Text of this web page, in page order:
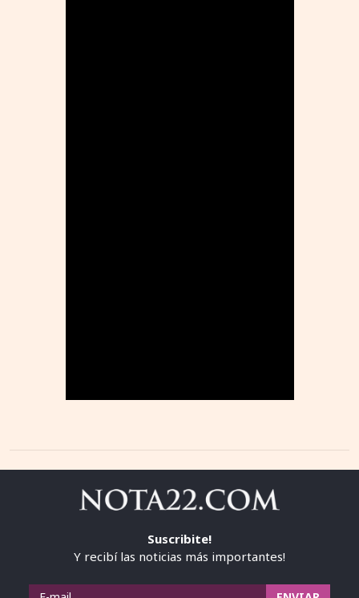
Suscribite!
Y recibí las noticias más importantes!